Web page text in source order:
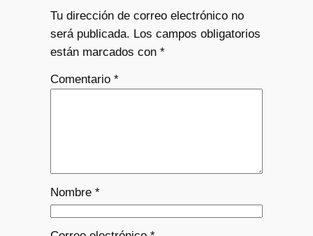
Tu dirección de correo electrónico no
será publicada. Los campos obligatorios
están marcados con *
Comentario *
Nombre *